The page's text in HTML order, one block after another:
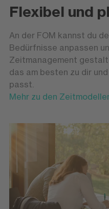
Flexibel und
An der FOM kannst du
Bedürfnisse anpassen
Zeitmanagement
das am besten zu dir
passt.
Mehr zu den